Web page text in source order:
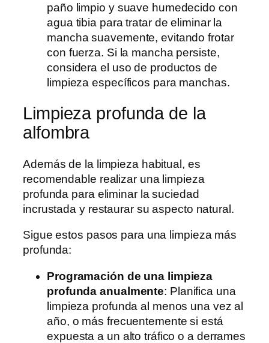
paño limpio y suave humedecido con
agua tibia para tratar de eliminar la
mancha suavemente, evitando frotar
con fuerza. Si la mancha persiste,
considera el uso de productos de
limpieza específicos para manchas.
Limpieza profunda de la
alfombra
Además de la limpieza habitual, es
recomendable realizar una limpieza
profunda para eliminar la suciedad
incrustada y restaurar su aspecto natural.
Sigue estos pasos para una limpieza más
profunda:
Programación de una limpieza
profunda anualmente: Planifica una
limpieza profunda al menos una vez al
año, o más frecuentemente si está
expuesta a un alto tráfico o a derrames